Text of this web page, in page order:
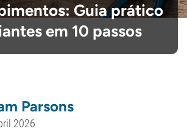
Guia prático
em 10 passos
Parsons
2026